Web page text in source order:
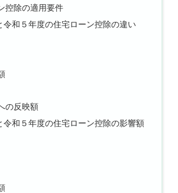
控除の適用要件
令和５年度の住宅ローン控除の違い
の反映額
令和５年度の住宅ローン控除の影響額